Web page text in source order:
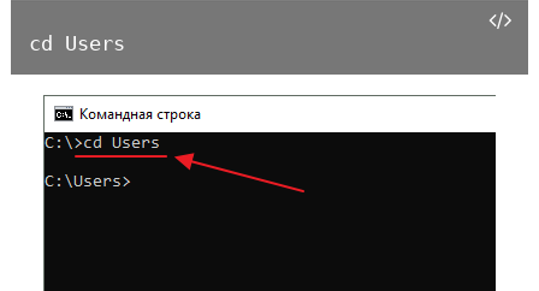
cd Users